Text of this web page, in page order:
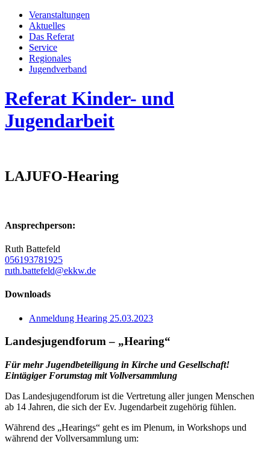
Veran­staltungen
Aktuelles
Das Referat
Service
Regionales
Jugend­­ver­band
Referat Kinder- und
Jugendarbeit
LAJUFO-Hearing
Ansprechperson:
Ruth Battefeld
056193781925
ruth.battefeld@ekkw.de
Downloads
Anmeldung Hearing 25.03.2023
Landesjugendforum – „Hearing“
Für mehr Jugendbeteiligung in Kirche und Gesellschaft!
Eintägiger Forumstag mit Vollversammlung
Das Landesjugendforum ist die Vertretung aller jungen Menschen
ab 14 Jahren, die sich der Ev. Jugendarbeit zugehörig fühlen.
Während des „Hearings“ geht es im Plenum, in Workshops und
während der Vollversammlung um: